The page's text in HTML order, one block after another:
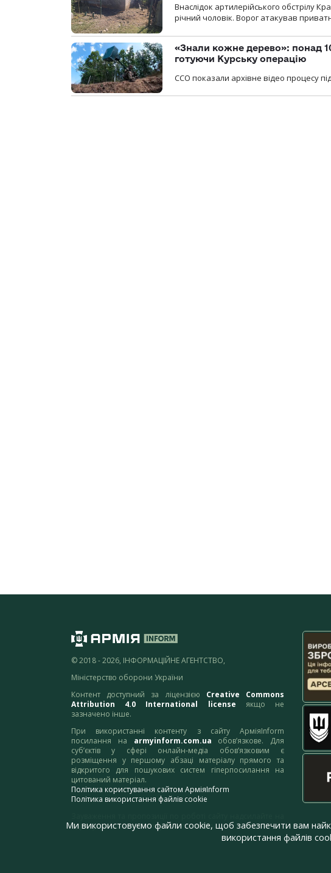
Внаслідок артилерійського обстрілу
річний чоловік. Ворог атакував
«Знали кожне дерево»: понад
готуючи Курську операцію
ССО показали архівне відео процесу
© 2018 - 2026, ІНФОРМАЦІЙНЕ АГЕНТСТВО,
Міністерство оборони України
Контент доступний за ліцензією Creative Commons
Attribution 4.0 International license якщо не
зазначено інше.
При використанні контенту з сайту АрміяInform
посилання на armyinform.com.ua обов’язкове. Для
суб’єктів у сфері онлайн-медіа обов’язковим є
розміщення у першому абзаці матеріалу прямого та
відкритого для пошукових систем гіперпосилання на
цитований матеріал.
Політика користування сайтом АрміяInform
Політика використання файлів cookie
адресу:webmaster@armyinform.com.ua
Ми використовуємо файли cookie, щоб забезпечити вам
використання файлів